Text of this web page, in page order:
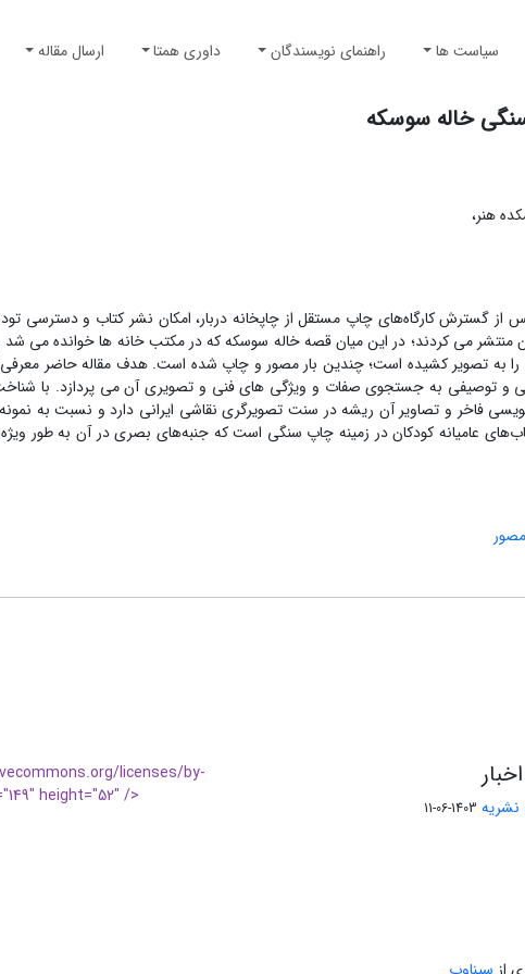
سیاست ها راهنمای نویسندگان داوری همتا ارسال مقاله
خاله سوسکه
هنر،
از گسترش کارگاه‌های چاپ مستقل از چاپخانه دربار، امکان نشر کتاب و دسترسی
منتشر می کردند؛ در این میان قصه خاله سوسکه که در مکتب خانه ها خوانده می شد
را به تصویر کشیده است؛ چندین بار مصور و چاپ شده است. هدف مقاله حاضر
و توصیفی به جستجوی صفات و ویژگی های فنی و تصویری آن می پردازد. با
فاخر و تصاویر آن ریشه در سنت تصویرگری نقاشی ایرانی دارد و نسبت به
عامیانه کودکان در زمینه چاپ سنگی است که جنبه‌های بصری در آن به طور
نشریه 1403-06-11
licenses/by-
height="52" />